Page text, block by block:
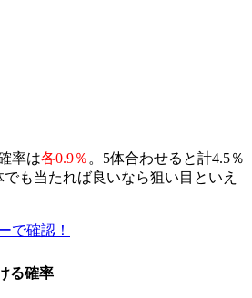
率は各0.9％ 。5体合わせると計4.5％
も当たれば良いなら狙い目といえ
で確認！
る確率